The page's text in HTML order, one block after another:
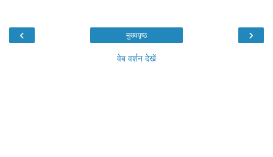
‹ ›
मुख्यपृष्ठ
वेब वर्शन देखें